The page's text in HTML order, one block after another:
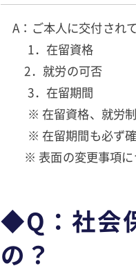
A：ご本人に交付され
1．在留資格
2．就労の可否
3．在留期間
※ 在留資格、就労
※ 在留期間も必ず確
※ 表面の変更事項に
◆Q：社会
の？